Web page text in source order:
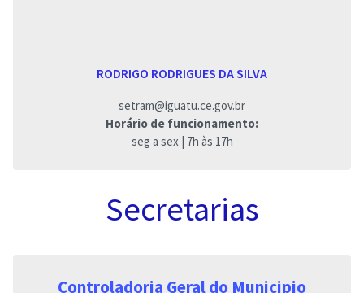
RODRIGO RODRIGUES DA SILVA
setram@iguatu.ce.gov.br
Horário de funcionamento:
seg a sex | 7h às 17h
Secretarias
Controladoria Geral do Municipio